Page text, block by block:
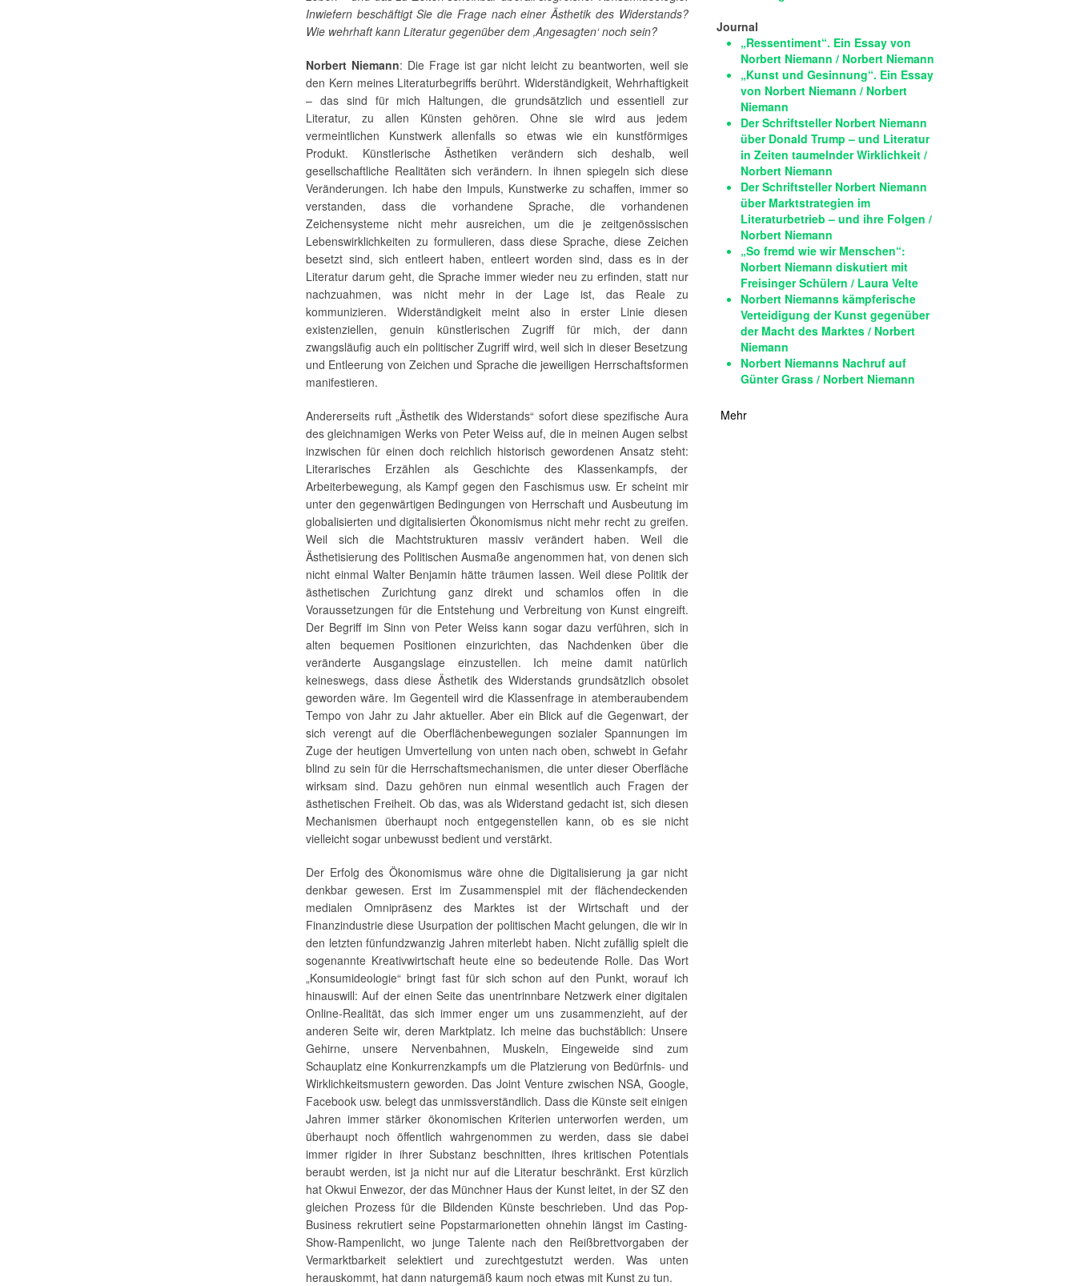
Inwiefern beschäftigt Sie die Frage nach einer Ästhetik des Widerstands?
Wie wehrhaft kann Literatur gegenüber dem ‚Angesagten‘ noch sein?
Norbert Niemann: Die Frage ist gar nicht leicht zu beantworten, weil sie
den Kern meines Literaturbegriffs berührt. Widerständigkeit, Wehrhaftigkeit
– das sind für mich Haltungen, die grundsätzlich und essentiell zur
Literatur, zu allen Künsten gehören. Ohne sie wird aus jedem
vermeintlichen Kunstwerk allenfalls so etwas wie ein kunstförmiges
Produkt. Künstlerische Ästhetiken verändern sich deshalb, weil
gesellschaftliche Realitäten sich verändern. In ihnen spiegeln sich diese
Veränderungen. Ich habe den Impuls, Kunstwerke zu schaffen, immer so
verstanden, dass die vorhandene Sprache, die vorhandenen
Zeichensysteme nicht mehr ausreichen, um die je zeitgenössischen
Lebenswirklichkeiten zu formulieren, dass diese Sprache, diese Zeichen
besetzt sind, sich entleert haben, entleert worden sind, dass es in der
Literatur darum geht, die Sprache immer wieder neu zu erfinden, statt nur
nachzuahmen, was nicht mehr in der Lage ist, das Reale zu
kommunizieren. Widerständigkeit meint also in erster Linie diesen
existenziellen, genuin künstlerischen Zugriff für mich, der dann
zwangsläufig auch ein politischer Zugriff wird, weil sich in dieser Besetzung
und Entleerung von Zeichen und Sprache die jeweiligen Herrschaftsformen
manifestieren.
Andererseits ruft „Ästhetik des Widerstands“ sofort diese spezifische Aura
des gleichnamigen Werks von Peter Weiss auf, die in meinen Augen selbst
inzwischen für einen doch reichlich historisch gewordenen Ansatz steht:
Literarisches Erzählen als Geschichte des Klassenkampfs, der
Arbeiterbewegung, als Kampf gegen den Faschismus usw. Er scheint mir
unter den gegenwärtigen Bedingungen von Herrschaft und Ausbeutung im
globalisierten und digitalisierten Ökonomismus nicht mehr recht zu greifen.
Weil sich die Machtstrukturen massiv verändert haben. Weil die
Ästhetisierung des Politischen Ausmaße angenommen hat, von denen sich
nicht einmal Walter Benjamin hätte träumen lassen. Weil diese Politik der
ästhetischen Zurichtung ganz direkt und schamlos offen in die
Voraussetzungen für die Entstehung und Verbreitung von Kunst eingreift.
Der Begriff im Sinn von Peter Weiss kann sogar dazu verführen, sich in
alten bequemen Positionen einzurichten, das Nachdenken über die
veränderte Ausgangslage einzustellen. Ich meine damit natürlich
keineswegs, dass diese Ästhetik des Widerstands grundsätzlich obsolet
geworden wäre. Im Gegenteil wird die Klassenfrage in atemberaubendem
Tempo von Jahr zu Jahr aktueller. Aber ein Blick auf die Gegenwart, der
sich verengt auf die Oberflächenbewegungen sozialer Spannungen im
Zuge der heutigen Umverteilung von unten nach oben, schwebt in Gefahr
blind zu sein für die Herrschaftsmechanismen, die unter dieser Oberfläche
wirksam sind. Dazu gehören nun einmal wesentlich auch Fragen der
ästhetischen Freiheit. Ob das, was als Widerstand gedacht ist, sich diesen
Mechanismen überhaupt noch entgegenstellen kann, ob es sie nicht
vielleicht sogar unbewusst bedient und verstärkt.
Der Erfolg des Ökonomismus wäre ohne die Digitalisierung ja gar nicht
denkbar gewesen. Erst im Zusammenspiel mit der flächendeckenden
medialen Omnipräsenz des Marktes ist der Wirtschaft und der
Finanzindustrie diese Usurpation der politischen Macht gelungen, die wir in
den letzten fünfundzwanzig Jahren miterlebt haben. Nicht zufällig spielt die
sogenannte Kreativwirtschaft heute eine so bedeutende Rolle. Das Wort
„Konsumideologie“ bringt fast für sich schon auf den Punkt, worauf ich
hinauswill: Auf der einen Seite das unentrinnbare Netzwerk einer digitalen
Online-Realität, das sich immer enger um uns zusammenzieht, auf der
anderen Seite wir, deren Marktplatz. Ich meine das buchstäblich: Unsere
Gehirne, unsere Nervenbahnen, Muskeln, Eingeweide sind zum
Schauplatz eine Konkurrenzkampfs um die Platzierung von Bedürfnis- und
Wirklichkeitsmustern geworden. Das Joint Venture zwischen NSA, Google,
Facebook usw. belegt das unmissverständlich. Dass die Künste seit einigen
Jahren immer stärker ökonomischen Kriterien unterworfen werden, um
überhaupt noch öffentlich wahrgenommen zu werden, dass sie dabei
immer rigider in ihrer Substanz beschnitten, ihres kritischen Potentials
beraubt werden, ist ja nicht nur auf die Literatur beschränkt. Erst kürzlich
hat Okwui Enwezor, der das Münchner Haus der Kunst leitet, in der SZ den
gleichen Prozess für die Bildenden Künste beschrieben. Und das Pop-
Business rekrutiert seine Popstarmarionetten ohnehin längst im Casting-
Show-Rampenlicht, wo junge Talente nach den Reißbrettvorgaben der
Vermarktbarkeit selektiert und zurechtgestutzt werden. Was unten
herauskommt, hat dann naturgemäß kaum noch etwas mit Kunst zu tun.
Journal
„Ressentiment“. Ein Essay von
Norbert Niemann / Norbert Niemann
„Kunst und Gesinnung“. Ein Essay
von Norbert Niemann / Norbert
Niemann
Der Schriftsteller Norbert Niemann
über Donald Trump – und Literatur
in Zeiten taumelnder Wirklichkeit /
Norbert Niemann
Der Schriftsteller Norbert Niemann
über Marktstrategien im
Literaturbetrieb – und ihre Folgen /
Norbert Niemann
„So fremd wie wir Menschen“:
Norbert Niemann diskutiert mit
Freisinger Schülern / Laura Velte
Norbert Niemanns kämpferische
Verteidigung der Kunst gegenüber
der Macht des Marktes / Norbert
Niemann
Norbert Niemanns Nachruf auf
Günter Grass / Norbert Niemann
Mehr